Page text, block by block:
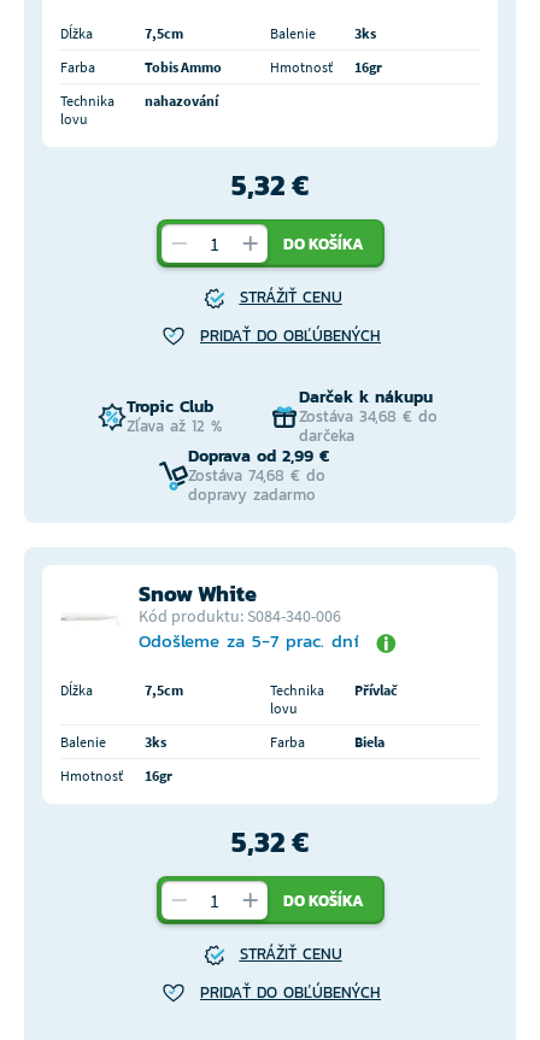
Dĺžka 7,5cm Balenie
3ks
Farba
Tobis Ammo Hmotnosť
16gr
Technika
lovu
nahazování
5,32 €
DO KOŠÍKA
STRÁŽIŤ CENU
PRIDAŤ DO OBĽÚBENÝCH
Tropic Club
Zľava až 12 %
Darček k nákupu
Zostáva 34,68 € do
darčeka
Doprava od 2,99 €
Zostáva 74,68 € do
dopravy zadarmo
Snow White
Kód produktu: S084-340-006
Odošleme za 5-7 prac. dní
Dĺžka 7,5cm
Technika
lovu
Přívlač
Balenie 3ks Farba
Biela
Hmotnosť
16gr
5,32 €
DO KOŠÍKA
STRÁŽIŤ CENU
PRIDAŤ DO OBĽÚBENÝCH